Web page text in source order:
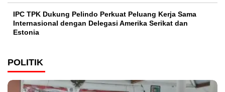
IPC TPK Dukung Pelindo Perkuat Peluang Kerja Sama
Internasional dengan Delegasi Amerika Serikat dan
Estonia
POLITIK